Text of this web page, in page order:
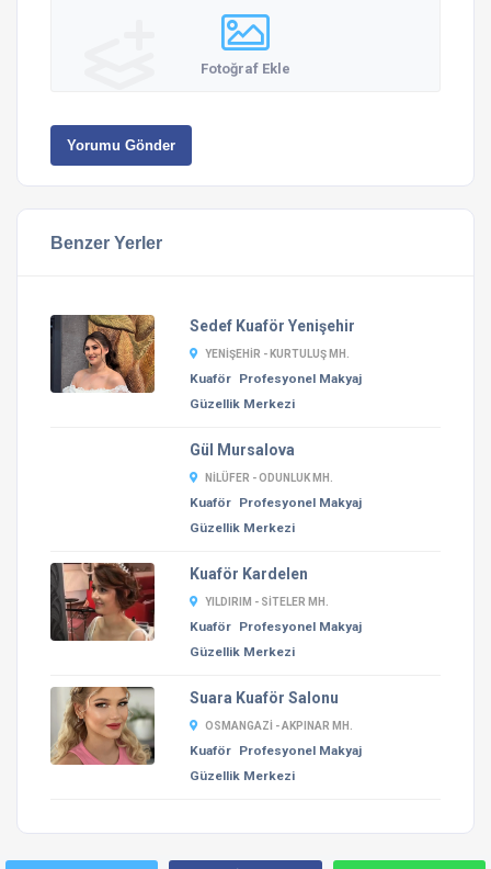
Fotoğraf Ekle
Yorumu Gönder
Benzer Yerler
Sedef Kuaför Yenişehir
YENIŞEHIR - KURTULUŞ MH.
Kuaför Profesyonel Makyaj
Güzellik Merkezi
Gül Mursalova
NILÜFER - ODUNLUK MH.
Kuaför Profesyonel Makyaj
Güzellik Merkezi
Kuaför Kardelen
YILDIRIM - SITELER MH.
Kuaför Profesyonel Makyaj
Güzellik Merkezi
Suara Kuaför Salonu
OSMANGAZI - AKPINAR MH.
Kuaför Profesyonel Makyaj
Güzellik Merkezi